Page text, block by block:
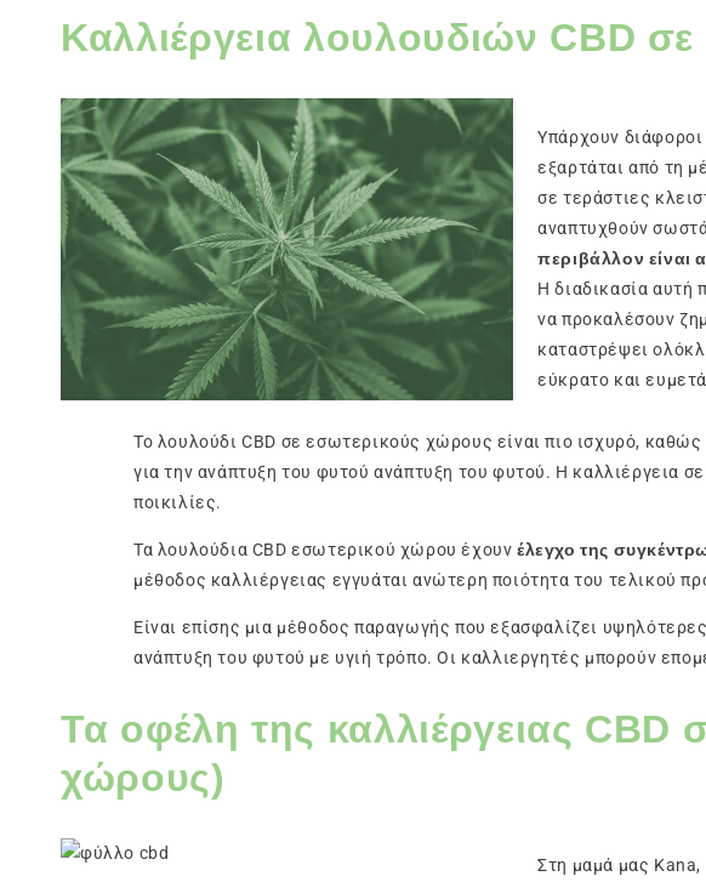
Καλλιέργεια λουλουδιών CBD
Υπάρχουν διάφοροι
εξαρτάται από τη
σε τεράστιες
αναπτυχθούν
περιβάλλον είναι
Η διαδικασία αυτή
να προκαλέσουν
καταστρέψει
εύκρατο και
Το λουλούδι CBD σε εσωτερικούς χώρους είναι πιο ισχυρό,
για την ανάπτυξη του φυτού ανάπτυξη του φυτού. Η καλλιέργεια
ποικιλίες.
Τα λουλούδια CBD εσωτερικού χώρου έχουνέλεγχο της
μέθοδος καλλιέργειας εγγυάται ανώτερη ποιότητα του τελικού
Είναι επίσης μια μέθοδος παραγωγής που εξασφαλίζει υψηλότερες
ανάπτυξη του φυτού με υγιή τρόπο. Οι καλλιεργητές μπορούν
Τα οφέλη της καλλιέργειας
χώρους)
Στη μαμά μας